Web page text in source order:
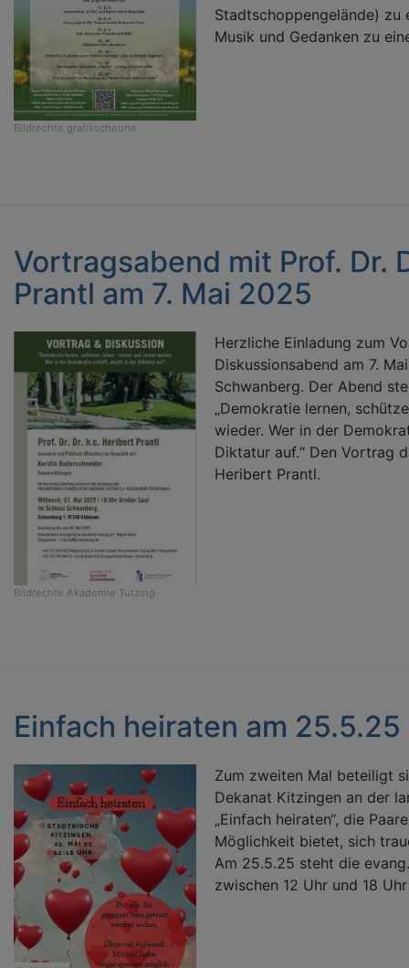
Bildrechte grafikscheune
Stadtschoppengelände) zu
Musik und Gedanken zu
Vortragsabend mit Prof. Dr.
Prantl am 7. Mai 2025
Bildrechte Akademie Tutzing
Herzliche Einladung zum
Diskussionsabend am 7.
Schwanberg. Der Abend
„Demokratie lernen,
wieder. Wer in der
Diktatur auf.“ Den Vortrag
Heribert Prantl.
Einfach heiraten am 25.5.25
Zum zweiten Mal beteiligt
Dekanat Kitzingen an der
„Einfach heiraten“, die
Möglichkeit bietet, sich
Am 25.5.25 steht die
zwischen 12 Uhr und 18